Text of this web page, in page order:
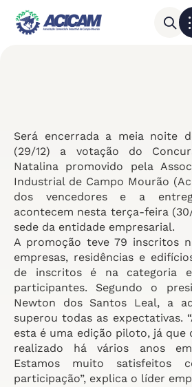
Será encerrada a meia noite
(29/12) a votação do
Natalina promovido pela
Industrial de Campo Mourão
dos vencedores e a
acontecem nesta terça-feira
sede da entidade empresarial.
A promoção teve 79 inscritos
empresas, residências e
de inscritos é na categoria
participantes. Segundo o
Newton dos Santos Leal, a
superou todas as expectativas.
esta é uma edição piloto, já que
realizado há vários anos
Estamos muito satisfeitos
participação”, explica o líder